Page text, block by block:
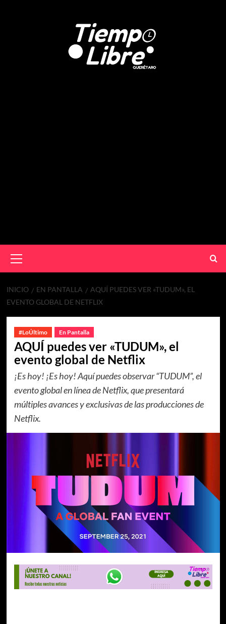
INICIO EN PANTALLA
AQUÍ PUEDES VER «TUDUM», EL
EVENTO GLOBAL DE NETFLIX
#LoÚltimo En Pantalla
AQUÍ puedes ver «TUDUM», el
evento global de Netflix
¡Es hoy! ¡Es hoy! Aquí puedes observar “TUDUM”, el
evento global en línea de Netflix, que presentará
múltiples avances y exclusivas de las producciones de
Netflix.